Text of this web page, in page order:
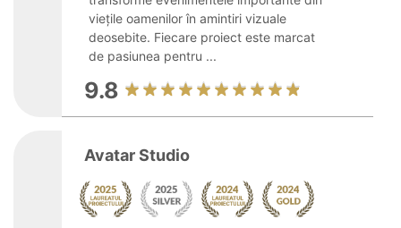
viețile oamenilor în amintiri vizuale
deosebite. Fiecare proiect este marcat
de pasiunea pentru ...
9.8
Avatar Studio